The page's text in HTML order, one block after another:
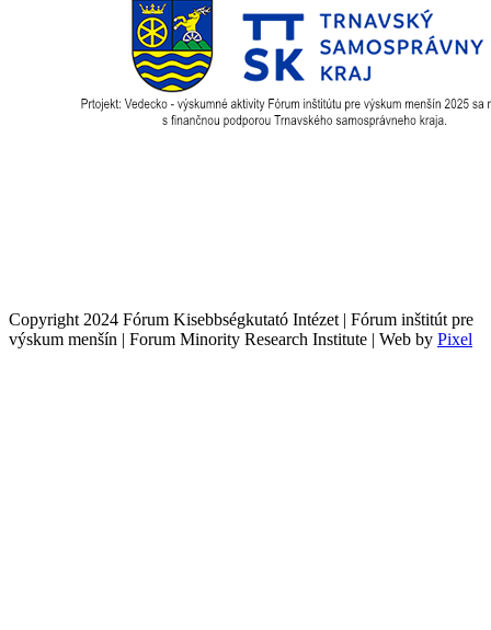
Copyright 2024 Fórum Kisebbségkutató Intézet | Fórum inštitút pre
výskum menšín | Forum Minority Research Institute | Web by Pixel